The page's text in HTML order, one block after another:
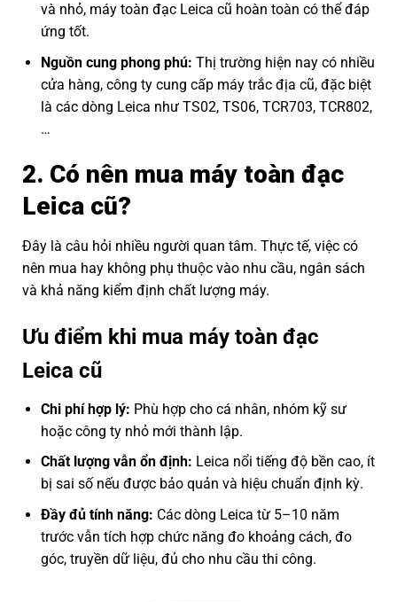
và nhỏ, máy toàn đạc Leica cũ hoàn toàn có thể đáp
ứng tốt.
Nguồn cung phong phú: Thị trường hiện nay có nhiều
cửa hàng, công ty cung cấp máy trắc địa cũ, đặc biệt
là các dòng Leica như TS02, TS06, TCR703, TCR802,
…
2. Có nên mua máy toàn đạc
Leica cũ?
Đây là câu hỏi nhiều người quan tâm. Thực tế, việc có
nên mua hay không phụ thuộc vào nhu cầu, ngân sách
và khả năng kiểm định chất lượng máy.
Ưu điểm khi mua máy toàn đạc
Leica cũ
Chi phí hợp lý: Phù hợp cho cá nhân, nhóm kỹ sư
hoặc công ty nhỏ mới thành lập.
Chất lượng vẫn ổn định: Leica nổi tiếng độ bền cao, ít
bị sai số nếu được bảo quản và hiệu chuẩn định kỳ.
Đầy đủ tính năng: Các dòng Leica từ 5–10 năm
trước vẫn tích hợp chức năng đo khoảng cách, đo
góc, truyền dữ liệu, đủ cho nhu cầu thi công.